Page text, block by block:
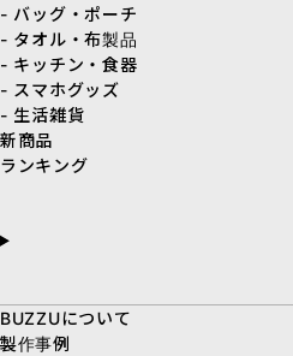
- バッグ・ポーチ
- タオル・布製品
- キッチン・食器
- スマホグッズ
- 生活雑貨
新商品
ランキング
BUZZUについて
製作事例